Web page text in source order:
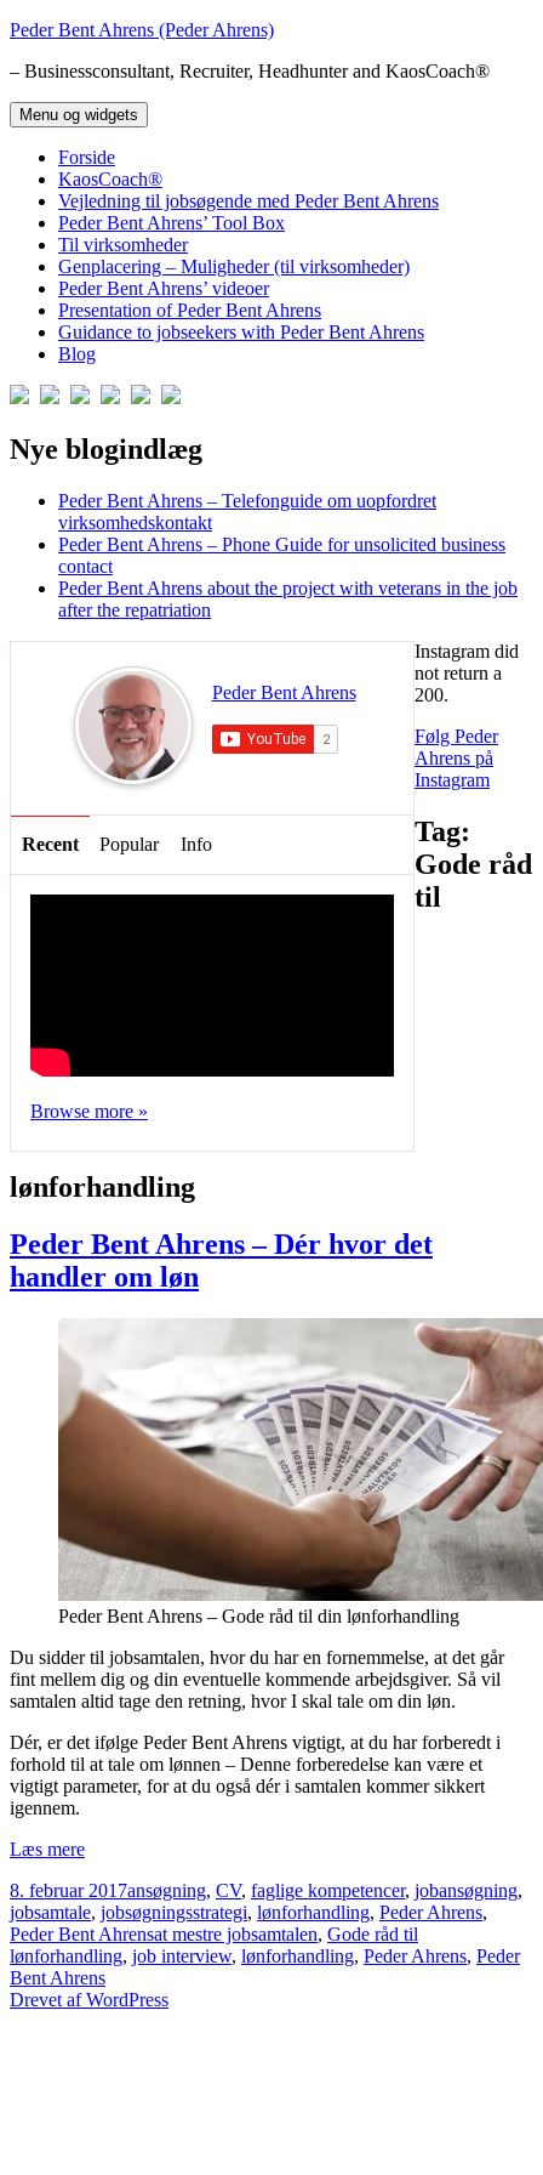
Hop
indhold
Peder Bent Ahrens (Peder Ahrens)
– Businessconsultant, Recruiter, Headhunter and KaosCoach®
Menu og widgets
Forside
KaosCoach®
Vejledning til jobsøgende med Peder Bent Ahrens
Peder Bent Ahrens’ Tool Box
Til virksomheder
Genplacering – Muligheder (til virksomheder)
Peder Bent Ahrens’ videoer
Presentation of Peder Bent Ahrens
Guidance to jobseekers with Peder Bent Ahrens
Blog
Nye blogindlæg
Peder Bent Ahrens – Telefonguide om uopfordret
virksomhedskontakt
Peder Bent Ahrens – Phone Guide for unsolicited business
contact
Peder Bent Ahrens about the project with veterans in the job
after the repatriation
Peder Bent Ahrens
Recent Popular Info
Browse more »
Instagram did
not return a
200.
Følg Peder
Ahrens på
Instagram
Tag:
Gode råd
til
lønforhandling
Peder Bent Ahrens – Dér hvor det
handler om løn
Peder Bent Ahrens – Gode råd til din lønforhandling
Du sidder til jobsamtalen, hvor du har en fornemmelse, at det går
fint mellem dig og din eventuelle kommende arbejdsgiver. Så vil
samtalen altid tage den retning, hvor I skal tale om din løn.
Dér, er det ifølge Peder Bent Ahrens vigtigt, at du har forberedt i
forhold til at tale om lønnen – Denne forberedelse kan være et
vigtigt parameter, for at du også dér i samtalen kommer sikkert
igennem.
Læs merePeder
Ahrens
–
Dér
hvor
det
handler
Udgivet
i
8. februar 2017Kategorier
ansøgning, CV, faglige kompetencer, jobansøgning,
jobsamtale, jobsøgningsstrategi, lønforhandling, Peder Ahrens,
Peder Bent AhrensTags
at mestre jobsamtalen, Gode råd til
lønforhandling, job interview, lønforhandling, Peder Ahrens, Peder
Bent Ahrens
Drevet af WordPress